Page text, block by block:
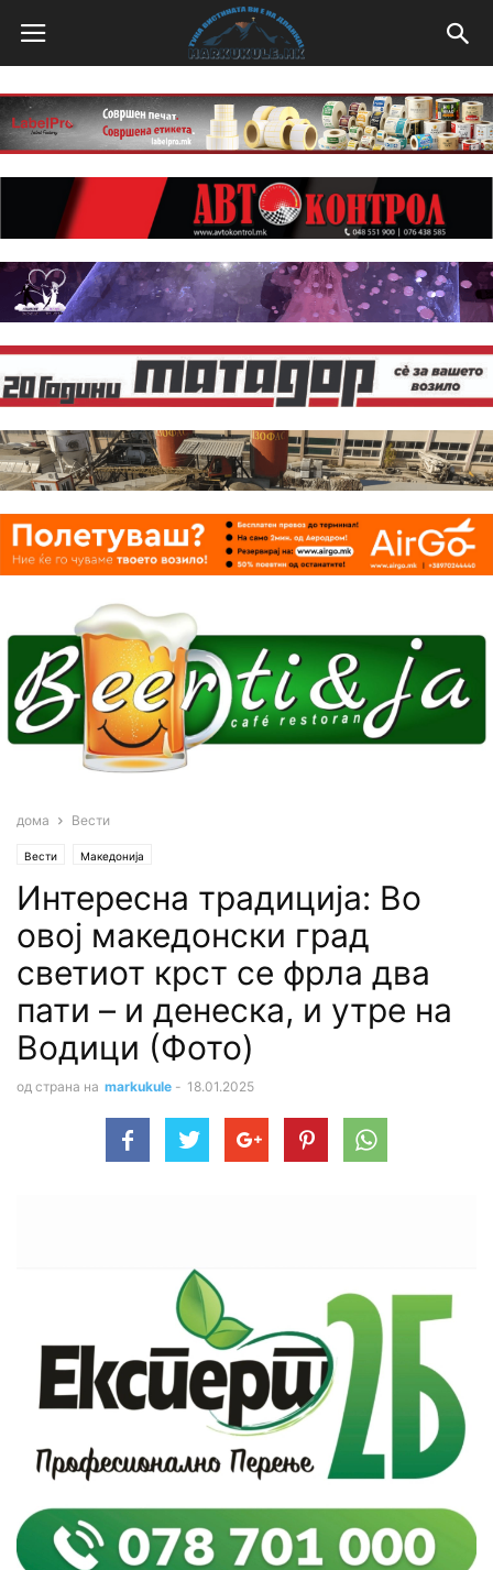
дома Вести
Вести Македонија
Интересна традиција: Во
овој македонски град
светиот кpcт се фрла два
пати – и денеска, и утре на
Водици (Фото)
од страна на markukule - 18.01.2025